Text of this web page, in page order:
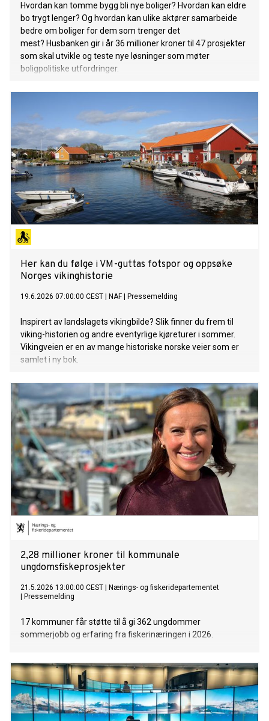
Hvordan kan tomme bygg bli nye boliger? Hvordan kan eldre
bo trygt lenger? Og hvordan kan ulike aktører samarbeide
bedre om boliger for dem som trenger det
mest? Husbanken gir i år 36 millioner kroner til 47 prosjekter
som skal utvikle og teste nye løsninger som møter
boligpolitiske utfordringer.
Her kan du følge i VM-guttas fotspor og oppsøke
Norges vikinghistorie
19.6.2026 07:00:00 CEST NAF| Pressemelding
Inspirert av landslagets vikingbilde? Slik finner du frem til
viking-historien og andre eventyrlige kjøreturer i sommer.
Vikingveien er en av mange historiske norske veier som er
samlet i ny bok.
2,28 millioner kroner til kommunale
ungdomsfiskeprosjekter
21.5.2026 13:00:00 CEST
Nærings- og fiskeridepartementet
Pressemelding
17 kommuner får støtte til å gi 362 ungdommer
sommerjobb og erfaring fra fiskerinæringen i 2026.